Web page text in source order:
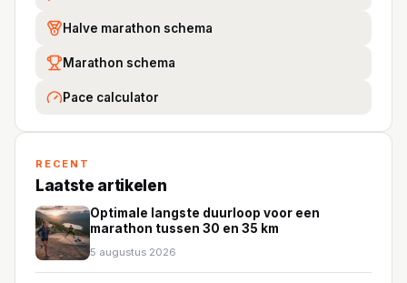
Halve marathon schema
Marathon schema
Pace calculator
RECENT
Laatste artikelen
Optimale langste duurloop voor een
marathon tussen 30 en 35 km
5 augustus 2026